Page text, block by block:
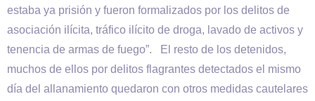
estaba ya prisión y fueron formalizados por los delitos de
asociación ilícita, tráfico ilícito de droga, lavado de activos y
tenencia de armas de fuego”. El resto de los detenidos,
muchos de ellos por delitos flagrantes detectados el mismo
día del allanamiento quedaron con otros medidas cautelares